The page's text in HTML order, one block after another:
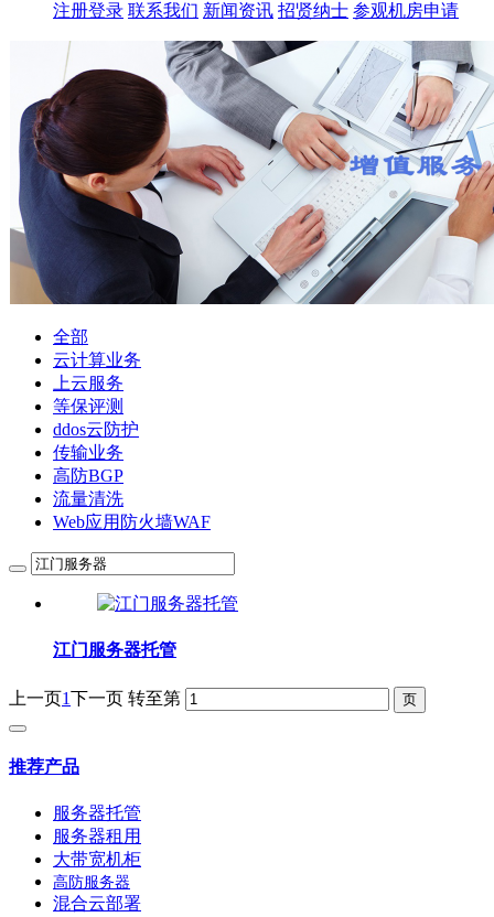
注册登录 联系我们 新闻资讯 招贤纳士 参观机房申请
全部
云计算业务
上云服务
等保评测
ddos云防护
传输业务
高防BGP
流量清洗
Web应用防火墙WAF
江门服务器托管
上一页1下一页 转至第
推荐产品
服务器托管
服务器租用
大带宽机柜
高防服务器
混合云部署